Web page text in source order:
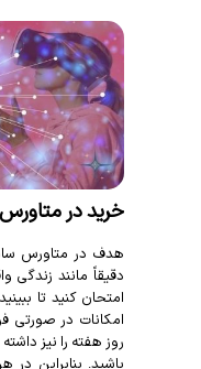
خرید در متاورس
هدف در متاورس
دقیقاً مانند زندگی
امتحان کنید تا
روز هفته را نیز
باشید. بنابراین در